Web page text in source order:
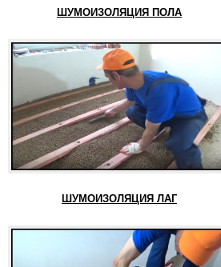
ШУМОИЗОЛЯЦИЯ ПОЛА
ШУМОИЗОЛЯЦИЯ ЛАГ